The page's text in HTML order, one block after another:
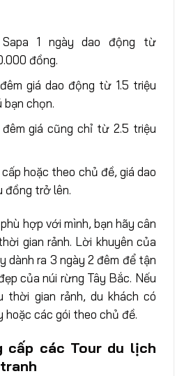
1 ngày dao động từ
đồng.
giá dao động từ 1.5 triệu
chọn.
giá cũng chỉ từ 2.5 triệu
hoặc theo chủ đề, giá dao
đồng trở lên.
hợp với mình, bạn hãy cân
gian rảnh. Lời khuyên của
dành ra 3 ngày 2 đêm để tận
của núi rừng Tây Bắc. Nếu
thời gian rảnh, du khách có
hoặc các gói theo chủ đề.
cấp các Tour du lịch